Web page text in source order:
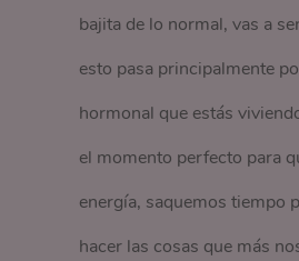
bajita de lo normal, vas a
esto pasa principalmente
hormonal que estás
el momento perfecto para
energía, saquemos tiempo
hacer las cosas que más